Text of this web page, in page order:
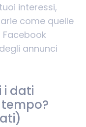
interessi,
come quelle
Facebook
annunci
i dati